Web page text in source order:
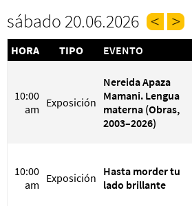
sábado 20.06.2026
HORA TIPO EVENTO
10:00
am Exposición
Nereida Apaza
Mamani. Lengua
materna (Obras,
2003–2026)
10:00
am Exposición Hasta morder tu
lado brillante